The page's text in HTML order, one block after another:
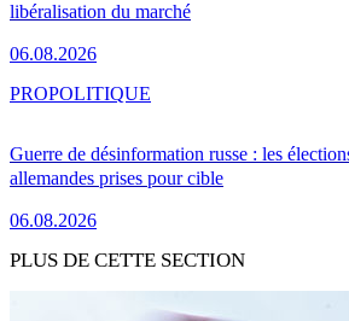
libéralisation du marché
06.08.2026
Guerre de désinformation russe : les
allemandes prises pour cible
06.08.2026
PROPOLITIQUE
PLUS DE CETTE SECTION